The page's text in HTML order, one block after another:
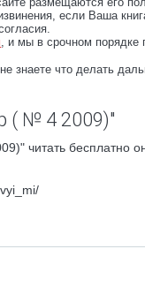
если Ваша
, и мы в срочном порядке
знаете что делать
( № 4 2009)"
читать бесплатно